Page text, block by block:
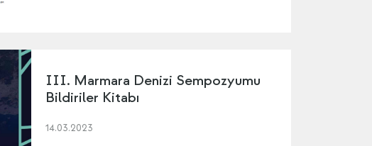
III. Marmara Denizi Sempozyumu
Bildiriler Kitabı
14.03.2023